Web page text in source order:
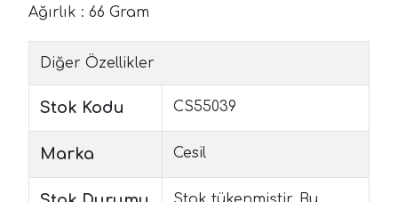
Ağırlık : 66 Gram
Diğer Özellikler
Stok Kodu CS55039
Marka Cesil